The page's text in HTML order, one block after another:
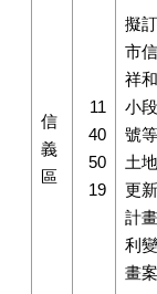
信
義
區
11
40
50
19
擬
市
祥
小
號
土
更
計
利
畫案